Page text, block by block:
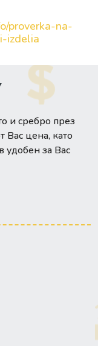
proverka-na-
izdelia
и сребро през
Вас цена, като
удобен за Вас